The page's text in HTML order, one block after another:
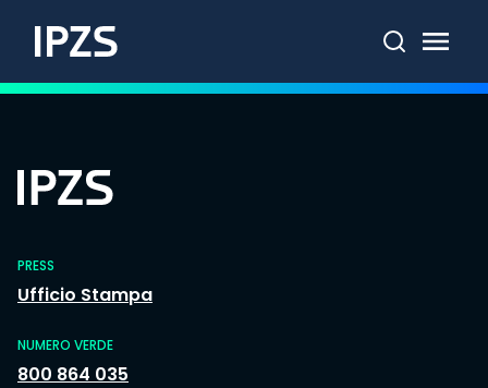
Cerca
PRESS
Ufficio Stampa
NUMERO VERDE
800 864 035